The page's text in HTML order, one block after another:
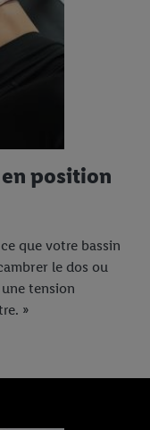
position
que votre bassin
le dos ou
tension
»